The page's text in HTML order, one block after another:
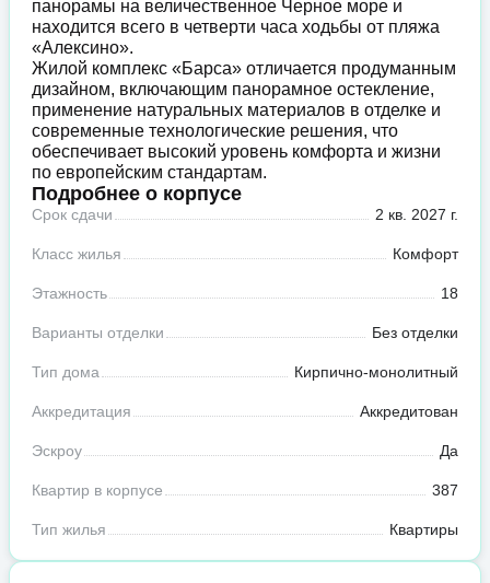
панорамы на величественное Черное море и
находится всего в четверти часа ходьбы от пляжа
«Алексино».
Жилой комплекс «Барса» отличается продуманным
дизайном, включающим панорамное остекление,
применение натуральных материалов в отделке и
современные технологические решения, что
обеспечивает высокий уровень комфорта и жизни
по европейским стандартам.
Подробнее о корпусе
Срок сдачи 2 кв. 2027 г.
Класс жилья Комфорт
Этажность 18
Варианты отделки Без отделки
Тип дома Кирпично-монолитный
Аккредитация Аккредитован
Эскроу Да
Квартир в корпусе 387
Тип жилья Квартиры